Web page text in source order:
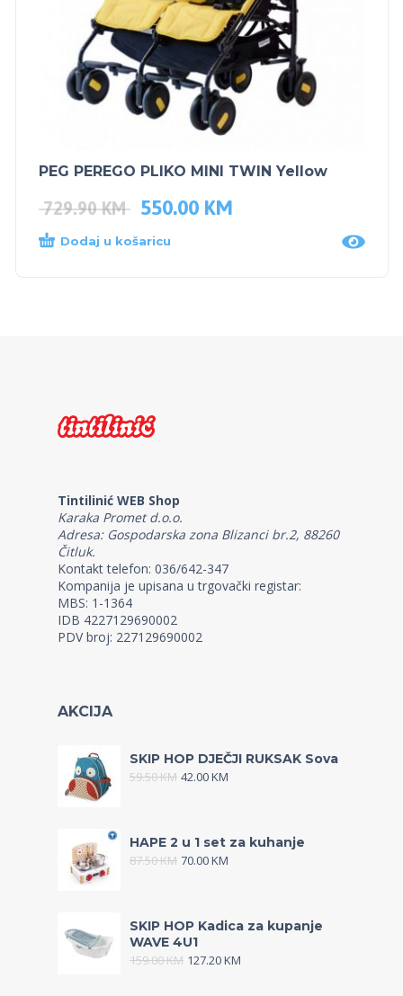
PEG PEREGO PLIKO MINI TWIN Yellow
729.90KM 550.00 KM
Dodaj u košaricu
Tintilinić WEB Shop
Karaka Promet d.o.o.
Adresa: Gospodarska zona Blizanci br.2, 88260
Čitluk.
Kontakt telefon: 036/642-347
Kompanija je upisana u trgovački registar:
MBS: 1-1364
IDB 4227129690002
PDV broj: 227129690002
AKCIJA
SKIP HOP DJEČJI RUKSAK Sova
59.50KM 42.00KM
HAPE 2 u 1 set za kuhanje
87.50KM 70.00KM
SKIP HOP Kadica za kupanje
WAVE 4U1
159.00KM 127.20KM